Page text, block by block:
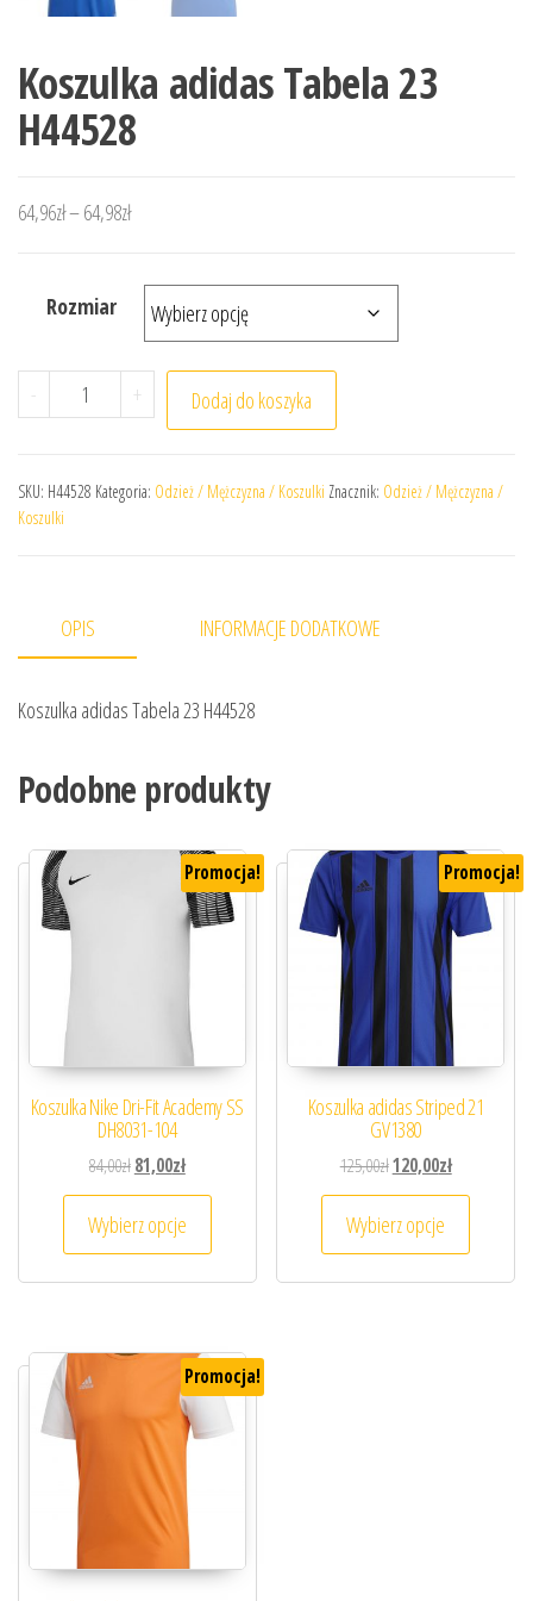
Koszulka adidas Tabela 23
H44528
64,96zł–64,98złZakres cen: od 64,96zł do 64,98zł
Rozmiar
- ilość Koszulka adidas Tabela 23 H44528
+ Dodaj do koszyka
SKU: H44528 Kategoria: Odzież / Mężczyzna / Koszulki Znacznik: Odzież / Mężczyzna /
Koszulki
OPIS INFORMACJE DODATKOWE
Koszulka adidas Tabela 23 H44528
Podobne produkty
Promocja!
Koszulka Nike Dri-Fit Academy SS
DH8031-104
84,00złPierwotna cena wynosiła: 84,00zł.
81,00złAktualna cena wynosi: 81,00zł.
Wybierz opcje
Ten produkt ma wiele wariantów. Opcje
Promocja!
Koszulka adidas Striped 21
GV1380
125,00złPierwotna cena
120,00złAktualna
Wybierz opcje
Ten
Promocja!